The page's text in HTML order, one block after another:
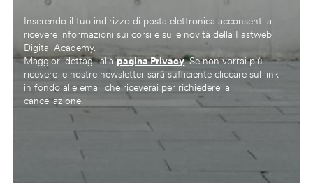
Inserendo il tuo indirizzo di posta elettronica acconsenti a
ricevere informazioni sui corsi e sulle novità della Fastweb
Digital Academy.
Maggiori dettagli allapagina Privacy. Se non vorrai più
ricevere le nostre newsletter sarà sufficiente cliccare sul link
in fondo alle email che riceverai per richiedere la
cancellazione.